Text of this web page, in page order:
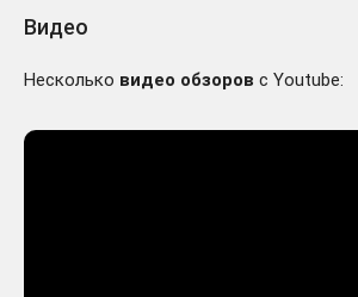
Видео
Несколько видео обзоров с Youtube: